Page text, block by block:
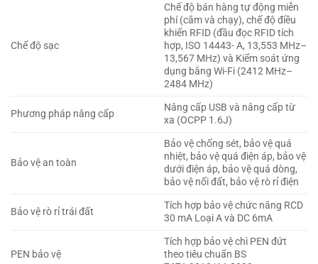
Chế độ sạc
Chế độ bán hàng tự động miễn
phí (cắm và chạy), chế độ điều
khiển RFID (đầu đọc RFID tích
hợp, ISO 14443- A, 13,553 MHz–
13,567 MHz) và Kiểm soát ứng
dụng bằng Wi-Fi (2412 MHz–
2484 MHz)
Phương pháp nâng cấp
Nâng cấp USB và nâng cấp từ
xa (OCPP 1.6J)
Bảo vệ an toàn
Bảo vệ chống sét, bảo vệ quá
nhiệt, bảo vệ quá điện áp, bảo vệ
dưới điện áp, bảo vệ quá dòng,
bảo vệ nối đất, bảo vệ rò rỉ điện
Bảo vệ rò rỉ trái đất
Tích hợp bảo vệ chức năng RCD
30 mA Loại A và DC 6mA
PEN bảo vệ
Tích hợp bảo vệ chì PEN đứt
theo tiêu chuẩn BS